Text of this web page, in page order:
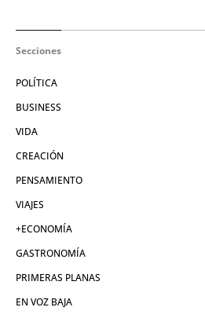
Secciones
POLÍTICA
BUSINESS
VIDA
CREACIÓN
PENSAMIENTO
VIAJES
+ECONOMÍA
GASTRONOMÍA
PRIMERAS PLANAS
EN VOZ BAJA